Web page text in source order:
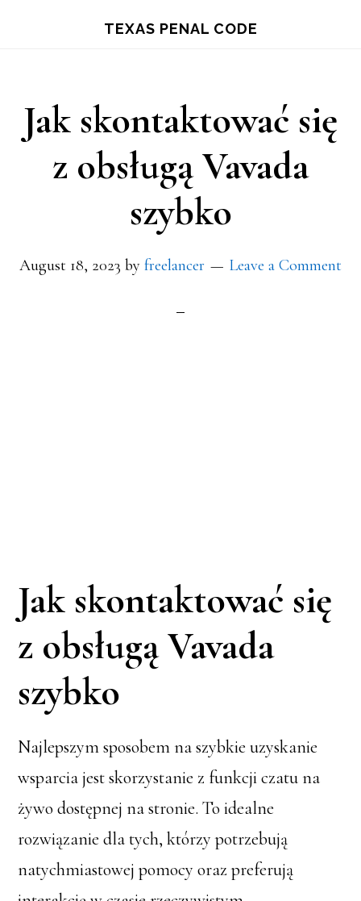
content
TEXAS PENAL CODE
Jak skontaktować się
z obsługą Vavada
szybko
August 18, 2023 by freelancer Leave a Comment
Jak skontaktować się
z obsługą Vavada
szybko
Najlepszym sposobem na szybkie uzyskanie
wsparcia jest skorzystanie z funkcji czatu na
żywo dostępnej na stronie. To idealne
rozwiązanie dla tych, którzy potrzebują
natychmiastowej pomocy oraz preferują